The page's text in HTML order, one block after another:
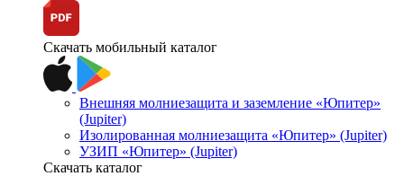
Скачать мобильный каталог
Внешняя молниезащита и заземление «Юпитер»
(Jupiter)
Изолированная молниезащита «Юпитер» (Jupiter)
УЗИП «Юпитер» (Jupiter)
Скачать каталог